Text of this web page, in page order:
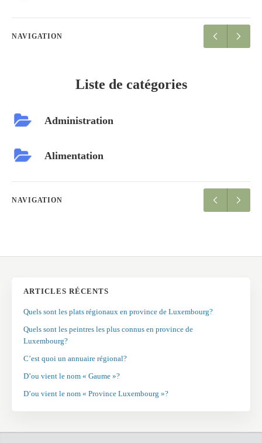
NAVIGATION
Liste de catégories
Administration
Alimentation
NAVIGATION
ARTICLES RÉCENTS
Quels sont les plats régionaux en province de Luxembourg?
Quels sont les peintres les plus connus en province de
Luxembourg?
C’est quoi un annuaire régional?
D’ou vient le nom « Gaume »?
D’ou vient le nom « Province Luxembourg »?